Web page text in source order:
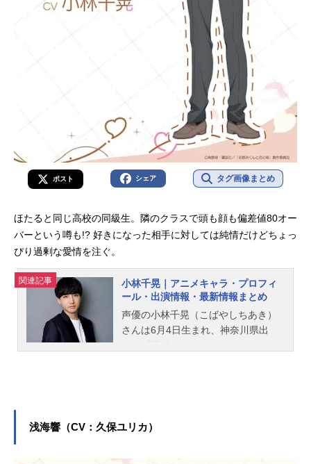
ポスト シェア タグ画像まとめ
ほたると同じ高校の同級生。隣のクラスで頭も顔も偏差値80オー
バーという噂も!? 好きになった相手に対しては純情だけどちょっ
ぴり過剰な愛情を注ぐ。
関連記事
小林千晃｜アニメキャラ・プロフィ
ール・出演情報・最新情報まとめ
声優の小林千晃（こばやしちあき）
さんは6月4日生まれ、神奈川県出
千晃さんのオススメ記事をご紹介！
浅海響（CV：久保ユリカ）